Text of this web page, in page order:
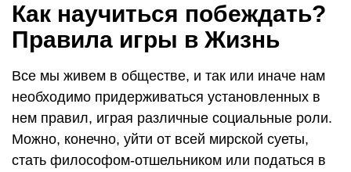
Как научиться побеждать?
Правила игры в Жизнь
Все мы живем в обществе, и так или иначе нам
необходимо придерживаться установленных в
нем правил, играя различные социальные роли.
Можно, конечно, уйти от всей мирской суеты,
стать философом-отшельником или податься в